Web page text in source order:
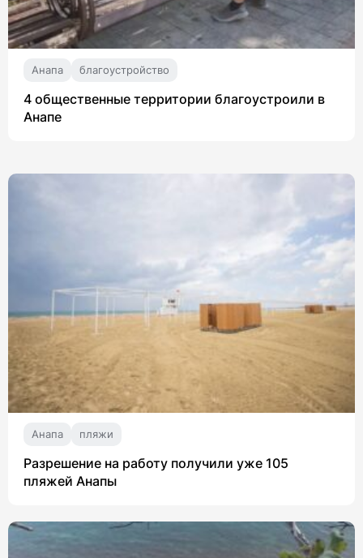
Анапа благоустройство
4 общественные территории благоустроили в
Анапе
Анапа пляжи
Разрешение на работу получили уже 105
пляжей Анапы